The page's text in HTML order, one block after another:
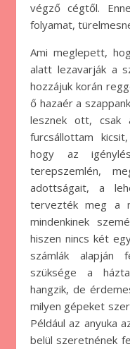
végző cégtől.
folyamat,
Ami meglepett,
alatt lezavarják a
hozzájuk korán
ő hazaér a
lesznek ott, csak
furcsállottam
hogy az
terepszemlén,
adottságait, a
tervezték meg a
mindenkinek
hiszen nincs két
számlák alapján
szüksége a
hangzik, de
milyen gépeket
Például az anyuka
belül szeretnének